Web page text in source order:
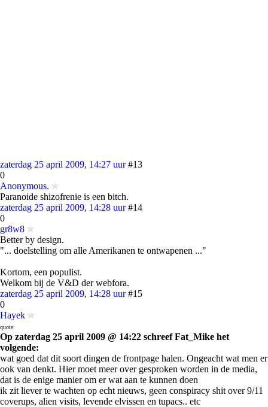
zaterdag 25 april 2009, 14:27 uur #13
0
Anonymous.
Paranoide shizofrenie is een bitch.
zaterdag 25 april 2009, 14:28 uur #14
0
gr8w8
Better by design.
"... doelstelling om alle Amerikanen te ontwapenen ..."
Kortom, een populist.
Welkom bij de V&D der webfora.
zaterdag 25 april 2009, 14:28 uur #15
0
Hayek
quote:
Op zaterdag 25 april 2009 @ 14:22 schreef Fat_Mike het
volgende:
wat goed dat dit soort dingen de frontpage halen. Ongeacht wat men er
ook van denkt. Hier moet meer over gesproken worden in de media,
dat is de enige manier om er wat aan te kunnen doen
ik zit liever te wachten op echt nieuws, geen conspiracy shit over 9/11
coverups, alien visits, levende elvissen en tupacs.. etc